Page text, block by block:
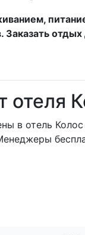
Заказать
отеля
в отель